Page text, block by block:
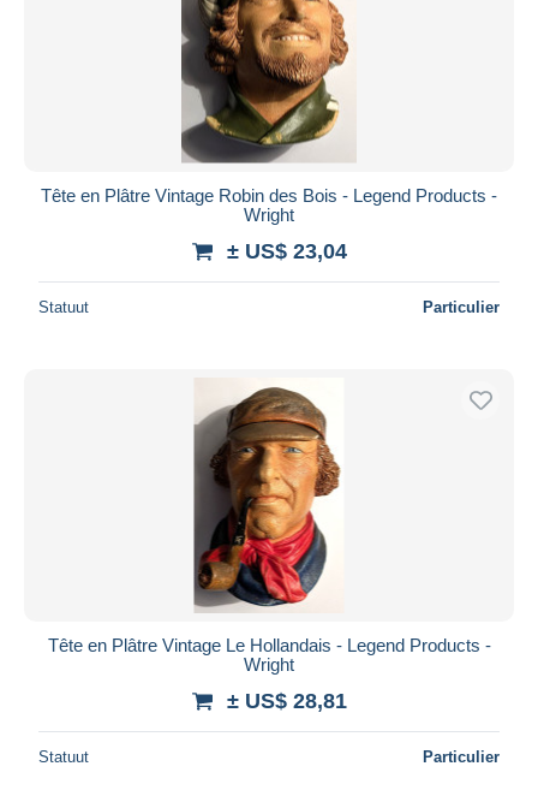
Tête en Plâtre Vintage Robin des Bois - Legend Products -
Wright
± US$ 23,04
Statuut Particulier
Tête en Plâtre Vintage Le Hollandais - Legend Products -
Wright
± US$ 28,81
Statuut Particulier